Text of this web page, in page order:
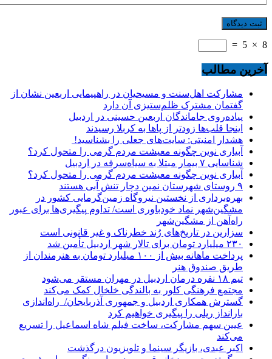
8
×
5
=
آخرین مطالب
مشارکت اهل‌سنت و مسیحیان در راهپیمایی اربعین نشان از
گفتمان مشترک ظلم‌ستیزی آن دارد
پیاده‌روی جاماندگان اربعین حسینی در اردبیل
اینجا قلب‌ها زودتر از پاها به کربلا رسیدند
هشدار امنیتی: سایت‌های جعلی را بشناسید!
آبیاری نوین چگونه معیشت مردم گرمی را متحول کرد؟
شناسایی ۷ بیمار مبتلا به سیاه‌سرفه در اردبیل
آبیاری نوین چگونه معیشت مردم گرمی را متحول کرد؟
۹ روستای شهرستان نمین دچار تنش آبی هستند
بهره‌برداری از نخستین نیروگاه زمین‌گرمایی کشور در
مشگین‌شهر نماد خودباوری است/ تداوم پیگیری‌ها برای عبور
راه‌آهن از مشگین‌شهر
سزارین در تاریخ‌های رُند خطرناک و غیر قانونی است
۲۳۰ میلیارد تومان برای تالار شهر اردبیل تأمین شد
پرداخت ماهانه بیش از ۱۰۰ میلیارد تومان به هنرمندان از
طریق صندوق هنر
تیم ۱۸ نفره درمان اردبیل در مهران مستقر می‌شود
مجتمع فرهنگی کلور به بالندگی خلخال کمک می‌کند
گسترش همکاری اردبیل و جمهوری آذربایجان/ راه‌اندازی
بارانداز ریلی را پیگیری خواهیم کرد
عیین سهم مشارکت، ساخت فیلم شاه‌ اسماعیل را تسریع
می‌کند
اکبر عبدی، بازیگر سینما و تلویزیون درگذشت